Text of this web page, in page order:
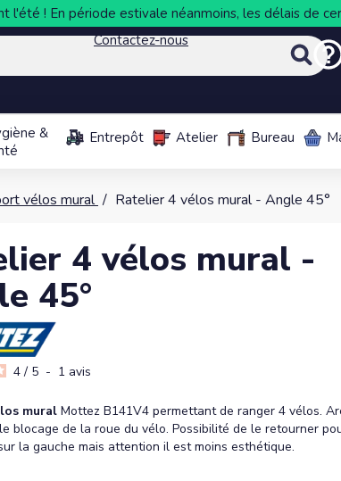
! En période estivale néanmoins, les délais de
Contactez-nous
&
Entrepôt Atelier Bureau
vélos mural Ratelier 4 vélos mural - Angle 45°
4 vélos mural -
45°
4 / 5 - 1 avis
mural Mottez B141V4 permettant de ranger 4 vélos.
blocage de la roue du vélo. Possibilité de le retourner
la gauche mais attention il est moins esthétique.